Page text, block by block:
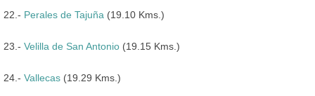
22.- Perales de Tajuña (19.10 Kms.)
23.- Velilla de San Antonio (19.15 Kms.)
24.- Vallecas (19.29 Kms.)